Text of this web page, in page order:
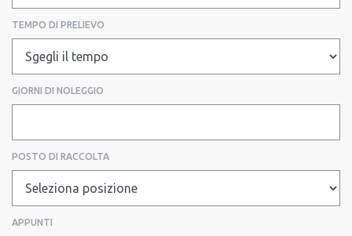
TEMPO DI PRELIEVO
GIORNI DI NOLEGGIO
POSTO DI RACCOLTA
APPUNTI